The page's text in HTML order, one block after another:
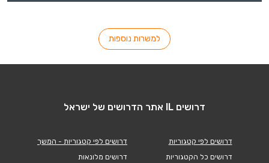
למשרות נוספות
דרושים IL אתר הדרושים של ישראל
דרושים לפי קטגוריות
דרושים כל הקטגוריות
דרושים לפי קטגוריות - המשך
דרושים מלונאות